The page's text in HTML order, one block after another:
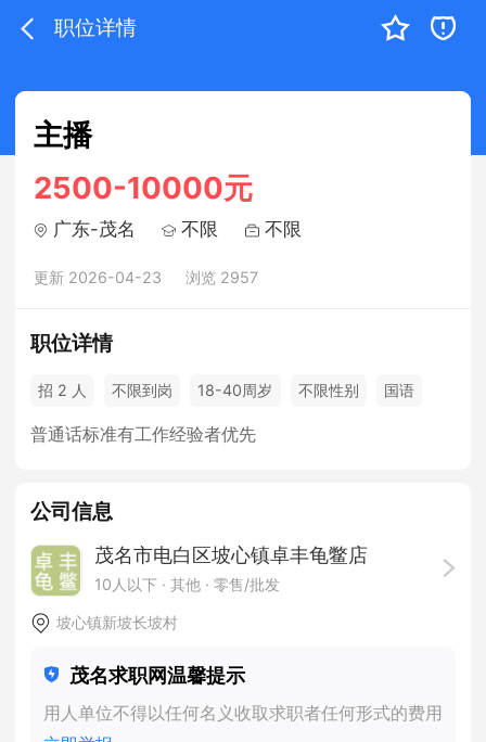
职位详情
主播
2500-10000元
广东-茂名 不限 不限
更新 2026-04-23 浏览 2957
职位详情
招 2 人 不限到岗 18-40周岁 不限性别 国语
普通话标准有工作经验者优先
公司信息
茂名市电白区坡心镇卓丰龟鳖店
10人以下 · 其他 · 零售/批发
坡心镇新坡长坡村
茂名求职网温馨提示
用人单位不得以任何名义收取求职者任何形式的费用